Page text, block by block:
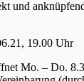
und
19.00 Uhr
Mo. – Do.